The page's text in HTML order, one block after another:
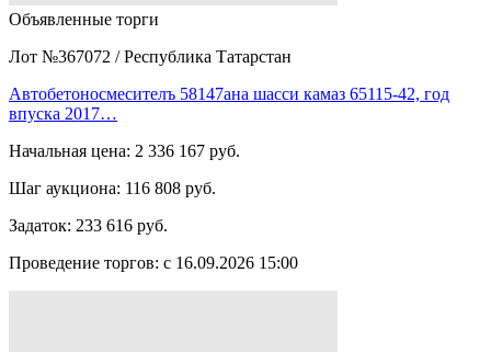
Объявленные торги
Лот №367072 / Республика Татарстан
Автобетоносмесителъ 58147ана шасси камаз 65115-42, год
впуска 2017…
Начальная цена: 2 336 167 руб.
Шаг аукциона: 116 808 руб.
Задаток: 233 616 руб.
Проведение торгов: с 16.09.2026 15:00